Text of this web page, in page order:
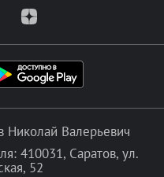
Николай Валерьевич
410031, Саратов, ул.
52